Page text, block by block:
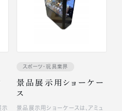
示
スポーツ・玩具業界
景品展示用ショーケー
ス
景品展示用ショーケースは、アミュ